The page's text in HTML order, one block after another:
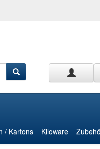
/ Kartons Kiloware